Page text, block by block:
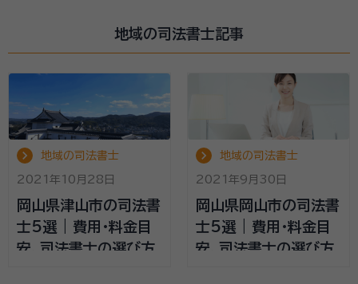
地域の司法書士記事
地域の司法書士
2021年10月28日
岡山県津山市の司法書
士5選 | 費用・料金目
安、司法書士の選び方
地域の司法書士
2021年9月30日
岡山県岡山市の司法書
士5選 | 費用・料金目
安、司法書士の選び方